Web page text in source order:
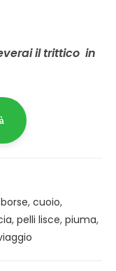
il trittico in
borse, cuoio,
, pelli lisce, piuma,